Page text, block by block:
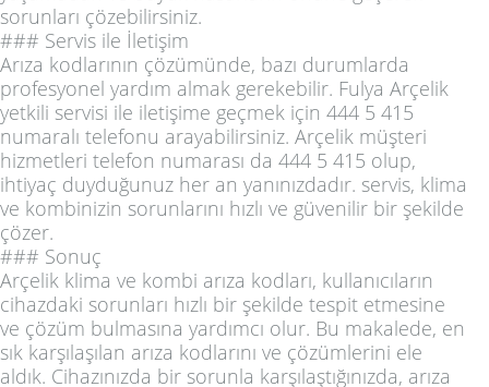
sorunları çözebilirsiniz.
### Servis ile İletişim
Arıza kodlarının çözümünde, bazı durumlarda
profesyonel yardım almak gerekebilir. Fulya Arçelik
yetkili servisi ile iletişime geçmek için 444 5 415
numaralı telefonu arayabilirsiniz. Arçelik müşteri
hizmetleri telefon numarası da 444 5 415 olup,
ihtiyaç duyduğunuz her an yanınızdadır. servis, klima
ve kombinizin sorunlarını hızlı ve güvenilir bir şekilde
çözer.
### Sonuç
Arçelik klima ve kombi arıza kodları, kullanıcıların
cihazdaki sorunları hızlı bir şekilde tespit etmesine
ve çözüm bulmasına yardımcı olur. Bu makalede, en
sık karşılaşılan arıza kodlarını ve çözümlerini ele
aldık. Cihazınızda bir sorunla karşılaştığınızda, arıza